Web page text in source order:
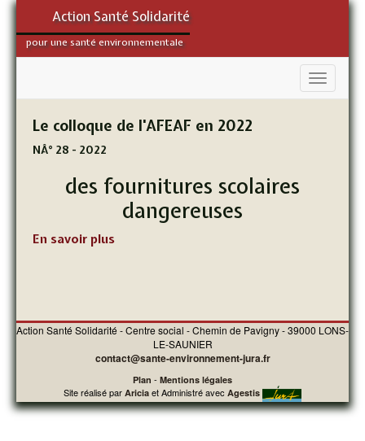
Action Santé Solidarité
pour une santé environnementale
Le colloque de l'AFEAF en 2022
NÂ° 28 - 2022
des fournitures scolaires
dangereuses
En savoir plus
Action Santé Solidarité - Centre social - Chemin de Pavigny - 39000 LONS-
LE-SAUNIER
contact@sante-environnement-jura.fr
Plan - Mentions légales
Site réalisé par Aricia et Administré avec Agestis